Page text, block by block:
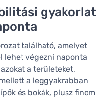
gyakorlat
található, amelyet
lehet végezni naponta.
a területeket,
a leggyakrabban
és bokák, plusz finom